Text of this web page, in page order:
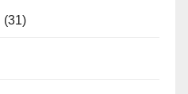
(31)